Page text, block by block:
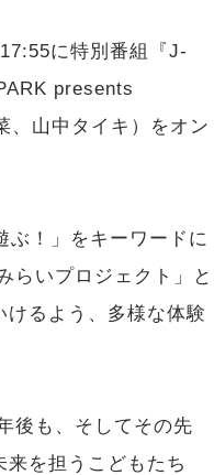
に特別番組『J-
presents
、山中タイキ）をオン
ぶ！」をキーワードに
らいプロジェクト」と
るよう、多様な体験
後も、そしてその先
を担うこどもたち